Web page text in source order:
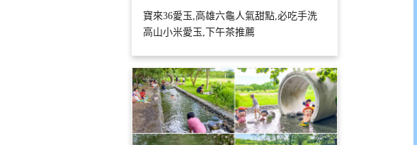
寶來36愛玉,高雄六龜人氣甜點,必吃手洗
高山小米愛玉,下午茶推薦